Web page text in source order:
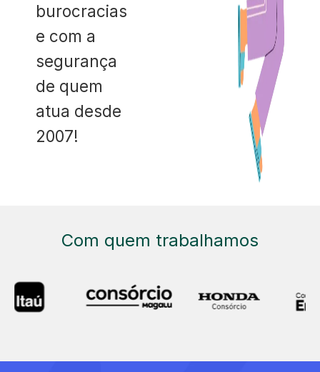
burocracias
e com a
segurança
de quem
atua desde
2007!
Com quem trabalhamos